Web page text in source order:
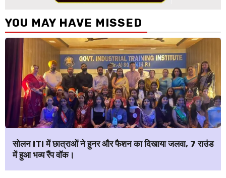
YOU MAY HAVE MISSED
सोलन ITI में छात्राओं ने हुनर और फैशन का दिखाया जलवा, 7 राउंड
में हुआ भव्य रैंप वॉक।